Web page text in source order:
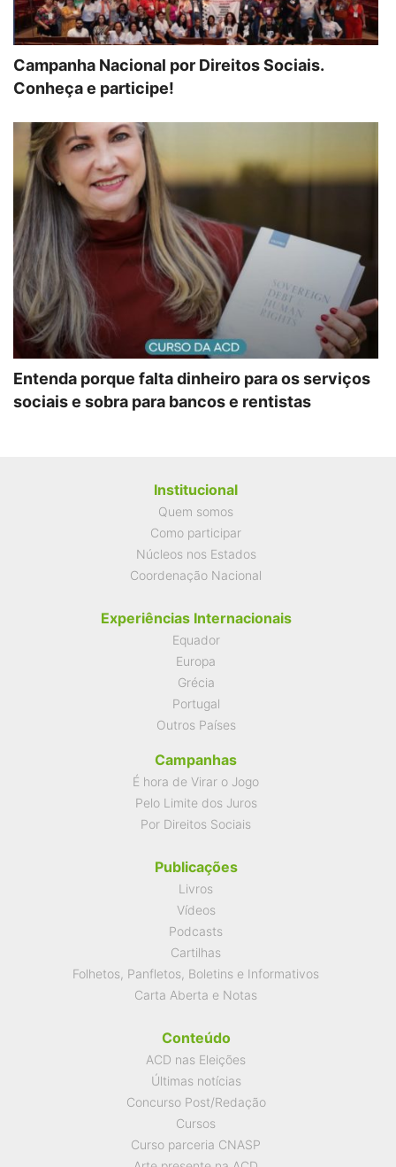
Campanha Nacional por Direitos Sociais.
Conheça e participe!
Entenda porque falta dinheiro para os serviços
sociais e sobra para bancos e rentistas
Institucional
Quem somos
Como participar
Núcleos nos Estados
Coordenação Nacional
Experiências Internacionais
Equador
Europa
Grécia
Portugal
Outros Países
Campanhas
É hora de Virar o Jogo
Pelo Limite dos Juros
Por Direitos Sociais
Publicações
Livros
Vídeos
Podcasts
Cartilhas
Folhetos, Panfletos, Boletins e Informativos
Carta Aberta e Notas
Conteúdo
ACD nas Eleições
Últimas notícias
Concurso Post/Redação
Cursos
Curso parceria CNASP